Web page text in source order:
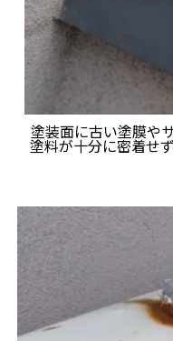
塗装面に古い塗膜や
塗料が十分に密着せ